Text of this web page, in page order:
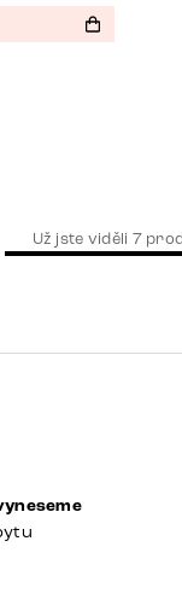
Už jste viděli 7